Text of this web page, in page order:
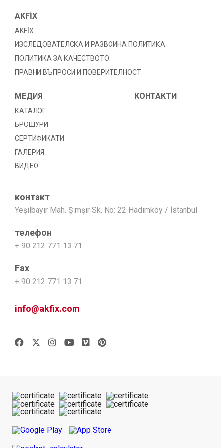
AKFİX
AKFİX
ИЗСЛЕДОВАТЕЛСКА И РАЗВОЙНА ПОЛИТИКА
ПОЛИТИКА ЗА КАЧЕСТВОТО
ПРАВНИ ВЪПРОСИ И ПОВЕРИТЕЛНОСТ
МЕДИЯ
КАТАЛОГ
БРОШУРИ
СЕРТИФИКАТИ
ГАЛЕРИЯ
ВИДЕО
КОНТАКТИ
контакт
Yeşilbayır Mah. Şimşir Sk. No: 22 Hadımköy / İstanbul
телефон
+ 90 212 771 13 71
Fax
+ 90 212 771 13 71
info@akfix.com